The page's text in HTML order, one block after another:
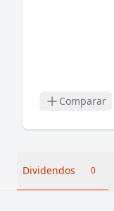
Comparar
Dividendos 0